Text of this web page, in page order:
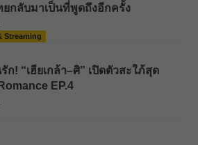
ยกลับมาเป็นที่พูดถึงอีกครั้ง
Streaming
! “เฮียเกล้า–ศิ” เปิดตัวสะใภ้สุด
EP.4